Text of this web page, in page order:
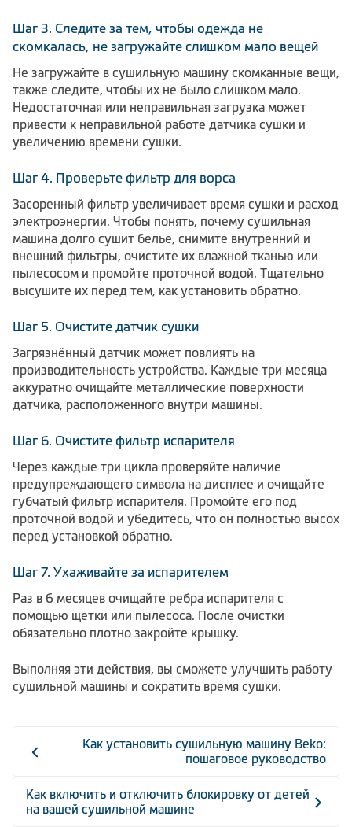
Шаг 3. Следите за тем, чтобы одежда не
скомкалась, не загружайте слишком мало вещей
Не загружайте в сушильную машину скомканные вещи,
также следите, чтобы их не было слишком мало.
Недостаточная или неправильная загрузка может
привести к неправильной работе датчика сушки и
увеличению времени сушки.
Шаг 4. Проверьте фильтр для ворса
Засоренный фильтр увеличивает время сушки и расход
электроэнергии. Чтобы понять, почему сушильная
машина долго сушит белье, снимите внутренний и
внешний фильтры, очистите их влажной тканью или
пылесосом и промойте проточной водой. Тщательно
высушите их перед тем, как установить обратно.
Шаг 5. Очистите датчик сушки
Загрязнённый датчик может повлиять на
производительность устройства. Каждые три месяца
аккуратно очищайте металлические поверхности
датчика, расположенного внутри машины.
Шаг 6. Очистите фильтр испарителя
Через каждые три цикла проверяйте наличие
предупреждающего символа на дисплее и очищайте
губчатый фильтр испарителя. Промойте его под
проточной водой и убедитесь, что он полностью высох
перед установкой обратно.
Шаг 7. Ухаживайте за испарителем
Раз в 6 месяцев очищайте ребра испарителя с
помощью щетки или пылесоса. После очистки
обязательно плотно закройте крышку.
Выполняя эти действия, вы сможете улучшить работу
сушильной машины и сократить время сушки.
Как установить сушильную машину Beko:
пошаговое руководство
Как включить и отключить блокировку от детей
на вашей сушильной машине